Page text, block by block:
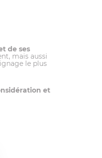
de ses
mais aussi
le plus
et